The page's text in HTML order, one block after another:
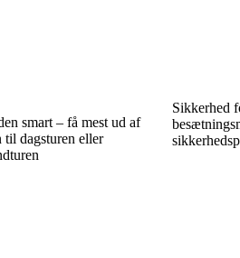
smart – få mest ud af
til dagsturen eller
Sikkerhed